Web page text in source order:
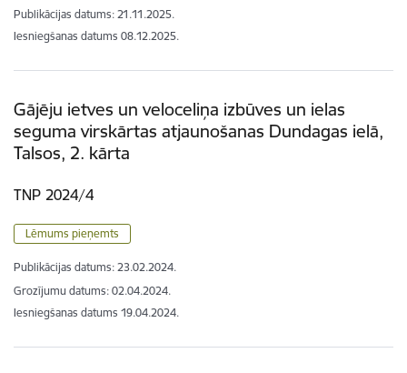
Publikācijas datums: 21.11.2025.
Iesniegšanas datums 08.12.2025.
Gājēju ietves un veloceliņa izbūves un ielas
seguma virskārtas atjaunošanas Dundagas ielā,
Talsos, 2. kārta
TNP 2024/4
Lēmums pieņemts
Publikācijas datums: 23.02.2024.
Grozījumu datums: 02.04.2024.
Iesniegšanas datums 19.04.2024.